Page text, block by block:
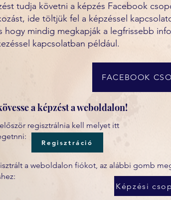
tudja követni a képzés Facebook
ide töltjük fel a képzéssel
hogy mindig megkapják a legfrissebb
kapcsolatban például.
FACEBOOK
a képzést a weboldalon!
regisztrálnia kell melyet itt
Regisztráció
a weboldalon fiókot, az alábbi gomb
Képzési